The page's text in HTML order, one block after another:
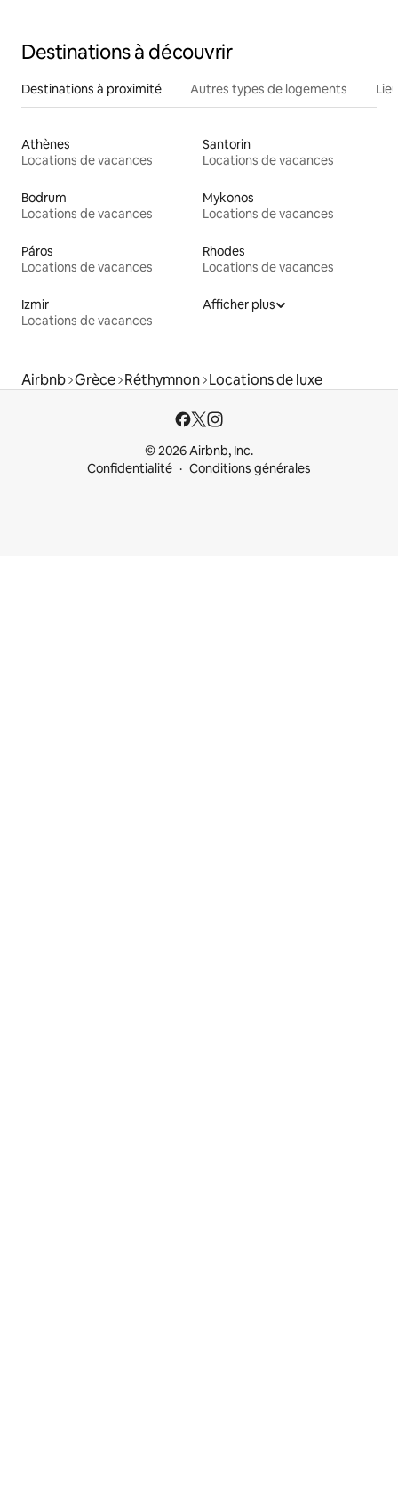
Destinations à découvrir
Destinations à proximité Autres types de logements
Athènes
Locations de vacances
Santorin
Locations de vacances
Bodrum
Locations de vacances
Mykonos
Locations de vacances
Páros
Locations de vacances
Rhodes
Locations de vacances
Izmir
Locations de vacances
Afficher plus
Airbnb Grèce Réthymnon Locations de luxe
© 2026 Airbnb, Inc.
Confidentialité
Conditions générales